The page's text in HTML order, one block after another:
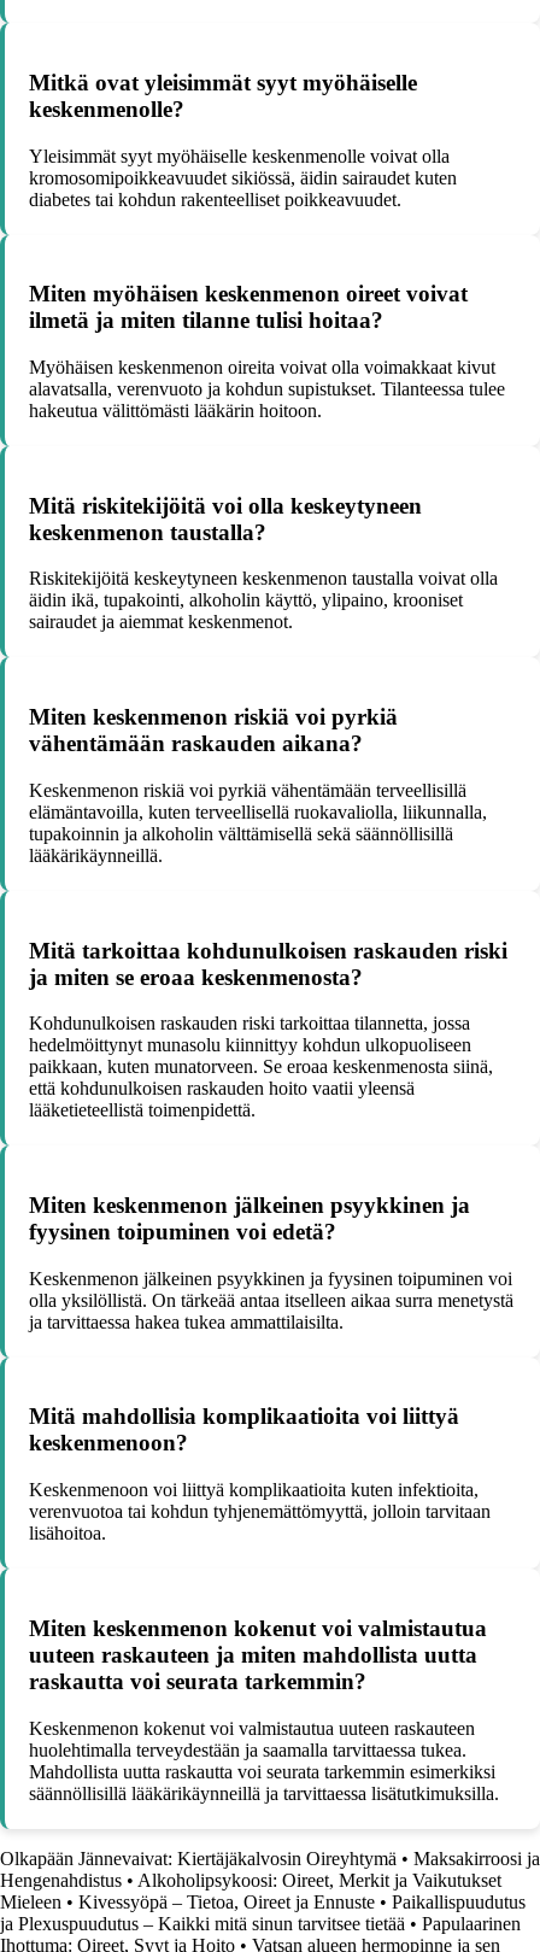
Mitkä ovat yleisimmät syyt myöhäiselle
keskenmenolle?
Yleisimmät syyt myöhäiselle keskenmenolle voivat olla
kromosomipoikkeavuudet sikiössä, äidin sairaudet kuten
diabetes tai kohdun rakenteelliset poikkeavuudet.
Miten myöhäisen keskenmenon oireet voivat
ilmetä ja miten tilanne tulisi hoitaa?
Myöhäisen keskenmenon oireita voivat olla voimakkaat kivut
alavatsalla, verenvuoto ja kohdun supistukset. Tilanteessa tulee
hakeutua välittömästi lääkärin hoitoon.
Mitä riskitekijöitä voi olla keskeytyneen
keskenmenon taustalla?
Riskitekijöitä keskeytyneen keskenmenon taustalla voivat olla
äidin ikä, tupakointi, alkoholin käyttö, ylipaino, krooniset
sairaudet ja aiemmat keskenmenot.
Miten keskenmenon riskiä voi pyrkiä
vähentämään raskauden aikana?
Keskenmenon riskiä voi pyrkiä vähentämään terveellisillä
elämäntavoilla, kuten terveellisellä ruokavaliolla, liikunnalla,
tupakoinnin ja alkoholin välttämisellä sekä säännöllisillä
lääkärikäynneillä.
Mitä tarkoittaa kohdunulkoisen raskauden riski
ja miten se eroaa keskenmenosta?
Kohdunulkoisen raskauden riski tarkoittaa tilannetta, jossa
hedelmöittynyt munasolu kiinnittyy kohdun ulkopuoliseen
paikkaan, kuten munatorveen. Se eroaa keskenmenosta siinä,
että kohdunulkoisen raskauden hoito vaatii yleensä
lääketieteellistä toimenpidettä.
Miten keskenmenon jälkeinen psyykkinen ja
fyysinen toipuminen voi edetä?
Keskenmenon jälkeinen psyykkinen ja fyysinen toipuminen voi
olla yksilöllistä. On tärkeää antaa itselleen aikaa surra menetystä
ja tarvittaessa hakea tukea ammattilaisilta.
Mitä mahdollisia komplikaatioita voi liittyä
keskenmenoon?
Keskenmenoon voi liittyä komplikaatioita kuten infektioita,
verenvuotoa tai kohdun tyhjenemättömyyttä, jolloin tarvitaan
lisähoitoa.
Miten keskenmenon kokenut voi valmistautua
uuteen raskauteen ja miten mahdollista uutta
raskautta voi seurata tarkemmin?
Keskenmenon kokenut voi valmistautua uuteen raskauteen
huolehtimalla terveydestään ja saamalla tarvittaessa tukea.
Mahdollista uutta raskautta voi seurata tarkemmin esimerkiksi
säännöllisillä lääkärikäynneillä ja tarvittaessa lisätutkimuksilla.
Olkapään Jännevaivat: Kiertäjäkalvosin Oireyhtymä • Maksakirroosi ja
Hengenahdistus • Alkoholipsykoosi: Oireet, Merkit ja Vaikutukset
Mieleen • Kivessyöpä – Tietoa, Oireet ja Ennuste • Paikallispuudutus
ja Plexuspuudutus – Kaikki mitä sinun tarvitsee tietää • Papulaarinen
Ihottuma: Oireet, Syyt ja Hoito • Vatsan alueen hermopinne ja sen